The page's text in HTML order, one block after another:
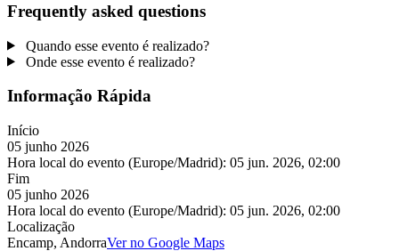
Frequently asked questions
Quando esse evento é realizado?
Onde esse evento é realizado?
Informação Rápida
Início
05 junho 2026
Hora local do evento (Europe/Madrid): 05 jun. 2026, 02:00
Fim
05 junho 2026
Hora local do evento (Europe/Madrid): 05 jun. 2026, 02:00
Localização
Encamp, AndorraVer no Google Maps